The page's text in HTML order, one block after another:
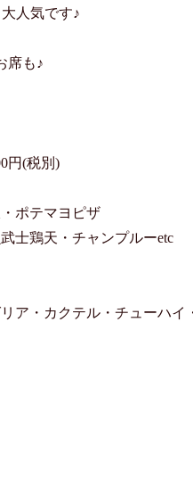
人気です♪
席も♪
円(税別)
ポテマヨピザ
士鶏天・チャンプルーetc
ア・カクテル・チューハイ